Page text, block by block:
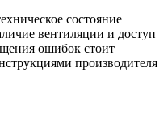
состояние
вентиляции и доступ
ошибок стоит
производителя